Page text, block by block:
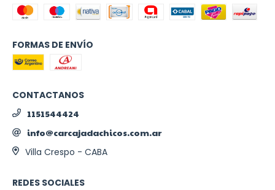
FORMAS DE ENVÍO
CONTACTANOS
1151544424
info@carcajadachicos.com.ar
Villa Crespo - CABA
REDES SOCIALES